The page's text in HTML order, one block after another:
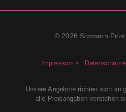
© 2026 Sittmann
Impressum •
Unsere Angebote richten sich an
alle Preisangaben verstehen